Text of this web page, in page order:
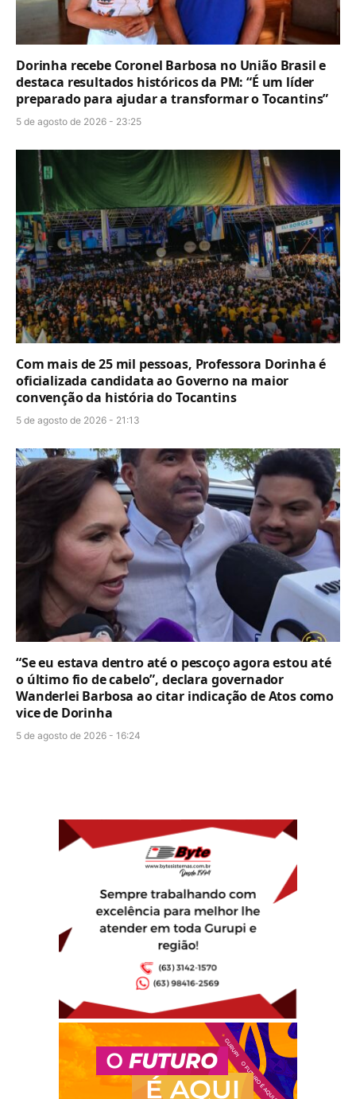
Dorinha recebe Coronel Barbosa no União Brasil e
destaca resultados históricos da PM: “É um líder
preparado para ajudar a transformar o Tocantins”
5 de agosto de 2026 - 23:25
Com mais de 25 mil pessoas, Professora Dorinha é
oficializada candidata ao Governo na maior
convenção da história do Tocantins
5 de agosto de 2026 - 21:13
“Se eu estava dentro até o pescoço agora estou até
o último fio de cabelo”, declara governador
Wanderlei Barbosa ao citar indicação de Atos como
vice de Dorinha
5 de agosto de 2026 - 16:24